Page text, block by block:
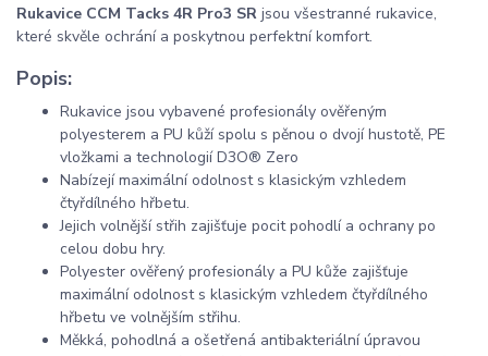
Rukavice CCM Tacks 4R Pro3 SR jsou všestranné rukavice,
které skvěle ochrání a poskytnou perfektní komfort.
Popis:
Rukavice jsou vybavené profesionály ověřeným
polyesterem a PU kůží spolu s pěnou o dvojí hustotě, PE
vložkami a technologií D3O® Zero
Nabízejí maximální odolnost s klasickým vzhledem
čtyřdílného hřbetu.
Jejich volnější střih zajišťuje pocit pohodlí a ochrany po
celou dobu hry.
Polyester ověřený profesionály a PU kůže zajišťuje
maximální odolnost s klasickým vzhledem čtyřdílného
hřbetu ve volnějším střihu.
Měkká, pohodlná a ošetřená antibakteriální úpravou